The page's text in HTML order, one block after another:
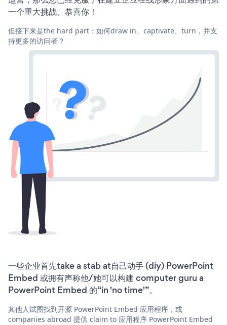
一个重大挑战。恭喜你！
但接下来是the hard part：如何draw in、captivate、turn，并支
持更多的访问者？
一些企业首先take a stab at自己动手 (diy) PowerPoint
Embed 或拥有声称他/她可以构建 computer guru a
PowerPoint Embed 的“in 'no time'”。
其他人试图找到开源 PowerPoint Embed 应用程序，或
companies abroad 提供 claim to 应用程序 PowerPoint Embed